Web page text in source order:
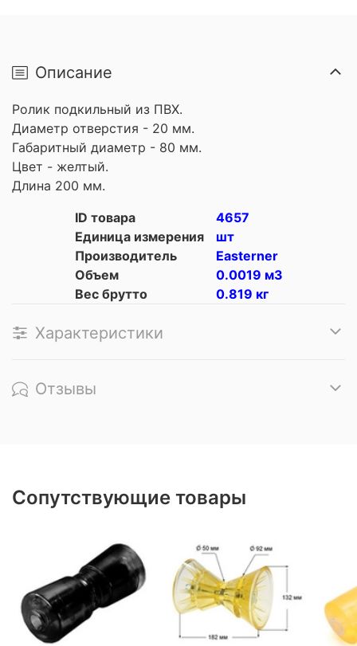
Описание
Ролик подкильный из ПВХ.
Диаметр отверстия - 20 мм.
Габаритный диаметр - 80 мм.
Цвет - желтый.
Длина 200 мм.
ID товара
4657
Единица измерения
шт
Производитель
Easterner
Объем
0.0019 м3
Вес брутто
0.819 кг
Характеристики
Отзывы
Сопутствующие товары